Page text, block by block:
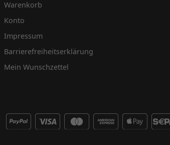
Warenkorb
Konto
Impressum
Barrierefreiheitserklärung
Mein Wunschzettel